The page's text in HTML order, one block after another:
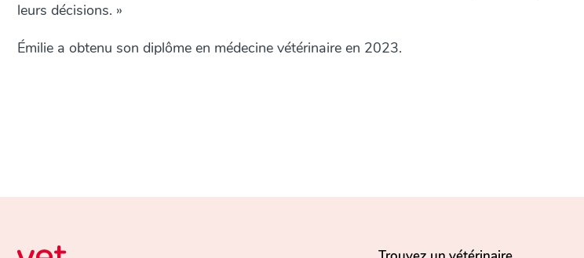
leurs décisions. »
Émilie a obtenu son diplôme en médecine vétérinaire en 2023.